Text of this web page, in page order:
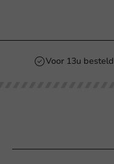
Voor 13u besteld